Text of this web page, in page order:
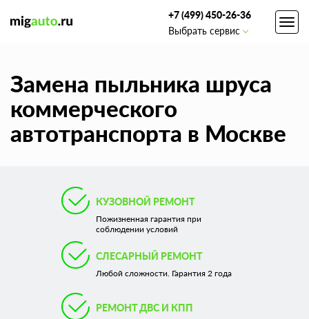
+7 (499) 450-26-36
Выбрать сервис
Замена пыльника шруса
коммерческого
автотранспорта в Москве
КУЗОВНОЙ РЕМОНТ
Пожизненная гарантия при
соблюдении условий
СЛЕСАРНЫЙ РЕМОНТ
Любой сложности. Гарантия 2 года
РЕМОНТ ДВС И КПП